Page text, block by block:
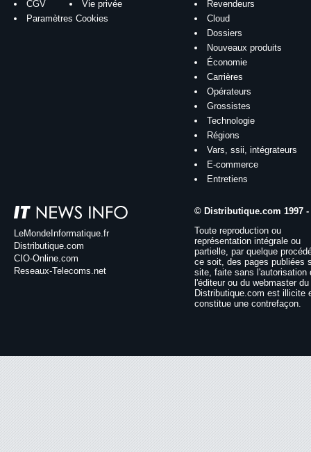
CGV
Vie privée
Paramètres Cookies
Revendeurs
Cloud
Dossiers
Nouveaux produits
Économie
Carrières
Opérateurs
Grossistes
Technologie
Régions
Vars, ssii, intégrateurs
E-commerce
Entretiens
LeMondeInformatique.fr
Distributique.com
CIO-Online.com
Reseaux-Telecoms.net
© Distributique.com 1997 -
Toute reproduction ou
représentation intégrale ou
partielle, par quelque
ce soit, des pages publiées
site, faite sans l'autorisation
l'éditeur ou du webmaster
Distributique.com est illicite
constitue une contrefaçon.